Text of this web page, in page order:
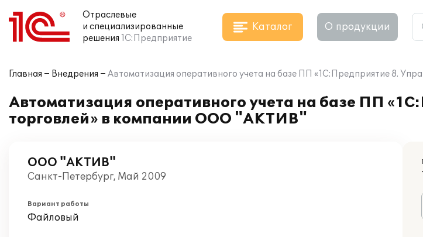
Отраслевые
и специализированные
решения 1С:Предприятие
Каталог О продукции
Главная Внедрения Автоматизация оперативного учета на базе ПП «1С:Предприятие 8.
Автоматизация оперативного учета на базе ПП
торговлей» в компании ООО "АКТИВ"
ООО "АКТИВ"
Санкт-Петербург, Май 2009
Вариант работы
Файловый